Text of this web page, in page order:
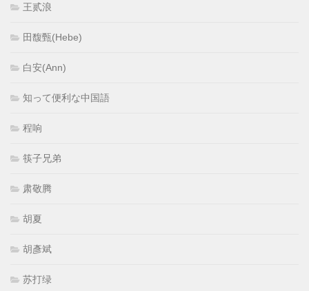
王贰浪
田馥甄(Hebe)
白安(Ann)
知って便利な中国語
程响
筷子兄弟
肃敬腾
胡夏
胡彥斌
苏打绿